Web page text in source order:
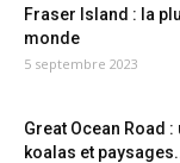
Fraser Island : la
monde
5 septembre 2023
Great Ocean Road
koalas et